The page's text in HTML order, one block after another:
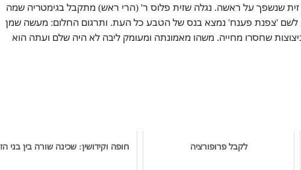
שנשפך על ראשה. נגלה שזית פלוס ר' (הרי ראש) מתקבל בגימטריה שמה
לשם 'צפנת פענח' נמצא בנס של הטבע כל העת. ותרגום החלום: מעשה שמן
שחסרו מחייה. משהו מאמונתה ומעומק ליבה לא היה שלם ועתה הוא
לקבל פרופורציה חופה וקידושין: שכינה שורה בין בני